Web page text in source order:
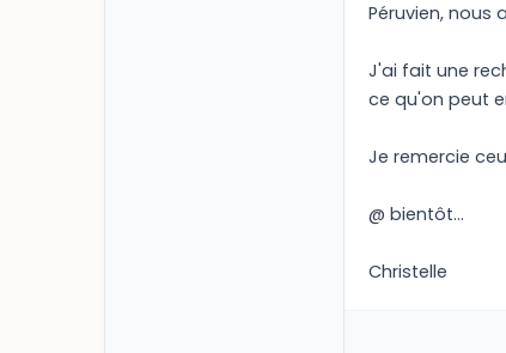
Péruvien,
J'ai fait une
ce qu'on peut
Je remercie
@ bientôt...
Christelle